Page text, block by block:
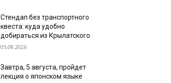
Стендап без транспортного
квеста: куда удобно
добираться из Крылатского
05.08.2026
Завтра, 5 августа, пройдет
лекция о японском языке